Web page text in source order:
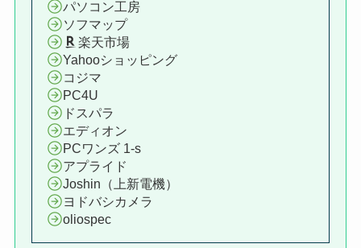
パソコン工房
ソフマップ
楽天市場
Yahooショッピング
コジマ
PC4U
ドスパラ
エディオン
PCワンズ 1-s
アプライド
Joshin（上新電機）
ヨドバシカメラ
oliospec